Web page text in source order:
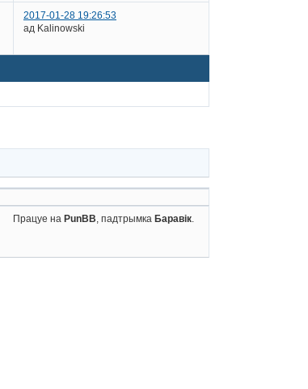
2017-01-28 19:26:53
ад Kalinowski
Працуе на PunBB, падтрымка Баравік.